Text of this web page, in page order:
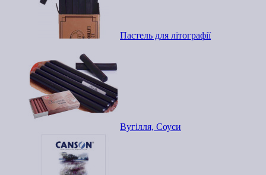
Пастель для літографії
Вугілля, Соуси